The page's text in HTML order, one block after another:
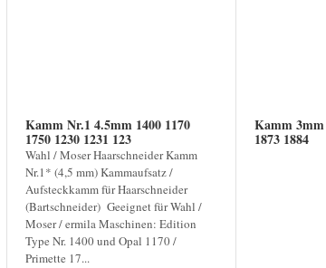
Kamm Nr.1 4.5mm 1400 1170
1750 1230 1231 123
Wahl / Moser Haarschneider Kamm
Nr.1* (4,5 mm) Kammaufsatz /
Aufsteckkamm für Haarschneider
(Bartschneider) Geeignet für Wahl /
Moser / ermila Maschinen: Edition
Type Nr. 1400 und Opal 1170 /
Primette 17...
Kamm 3mm
1873 1884